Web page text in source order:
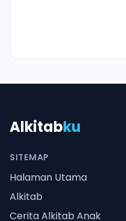
Alkitabku
SITEMAP
Halaman Utama
Alkitab
Cerita Alkitab Anak